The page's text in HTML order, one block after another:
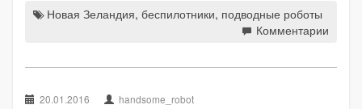
Новая Зеландия, беспилотники, подводные роботы
Комментарии
20.01.2016 handsome_robot